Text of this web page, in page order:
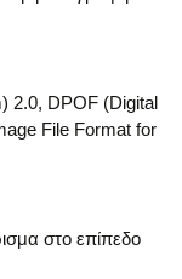
2.0, DPOF (Digital
File Format for
στο επίπεδο